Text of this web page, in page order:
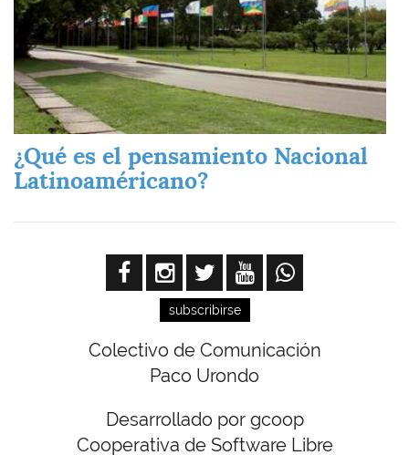
¿Qué es el pensamiento Nacional
Latinoaméricano?
subscribirse
Colectivo de Comunicación
Paco Urondo
Desarrollado por gcoop
Cooperativa de Software Libre